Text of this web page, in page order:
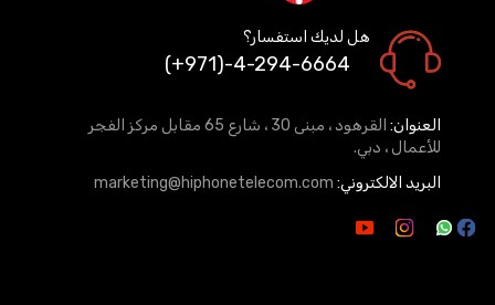
هل لديك استفسار؟
(+971)-4-294-6664
العنوان:
القرهود ، مبنى 30 ، شارع 65 مقابل مركز الفجر
للأعمال ، دبي.
البريد الالكتروني: marketing@hiphonetelecom.com